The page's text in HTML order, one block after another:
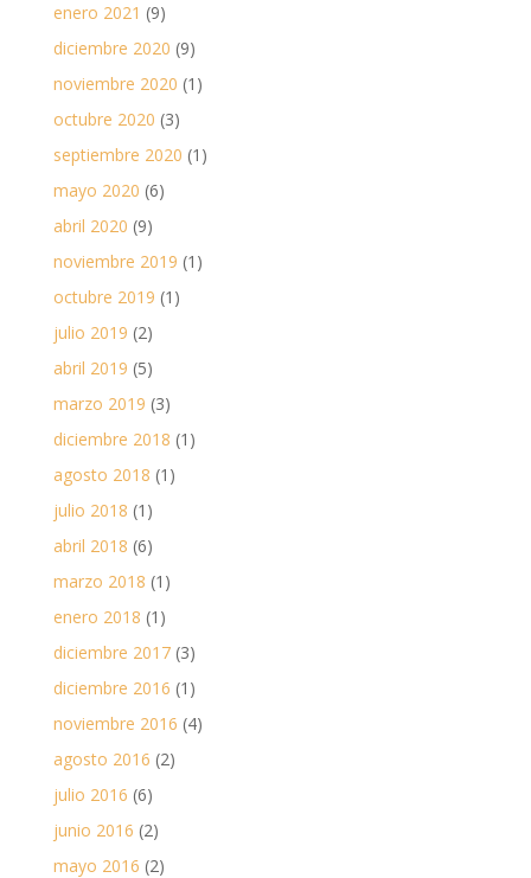
enero 2021 (9)
diciembre 2020 (9)
noviembre 2020 (1)
octubre 2020 (3)
septiembre 2020 (1)
mayo 2020 (6)
abril 2020 (9)
noviembre 2019 (1)
octubre 2019 (1)
julio 2019 (2)
abril 2019 (5)
marzo 2019 (3)
diciembre 2018 (1)
agosto 2018 (1)
julio 2018 (1)
abril 2018 (6)
marzo 2018 (1)
enero 2018 (1)
diciembre 2017(3)
diciembre 2016 (1)
noviembre 2016 (4)
agosto 2016 (2)
julio 2016 (6)
junio 2016 (2)
mayo 2016 (2)